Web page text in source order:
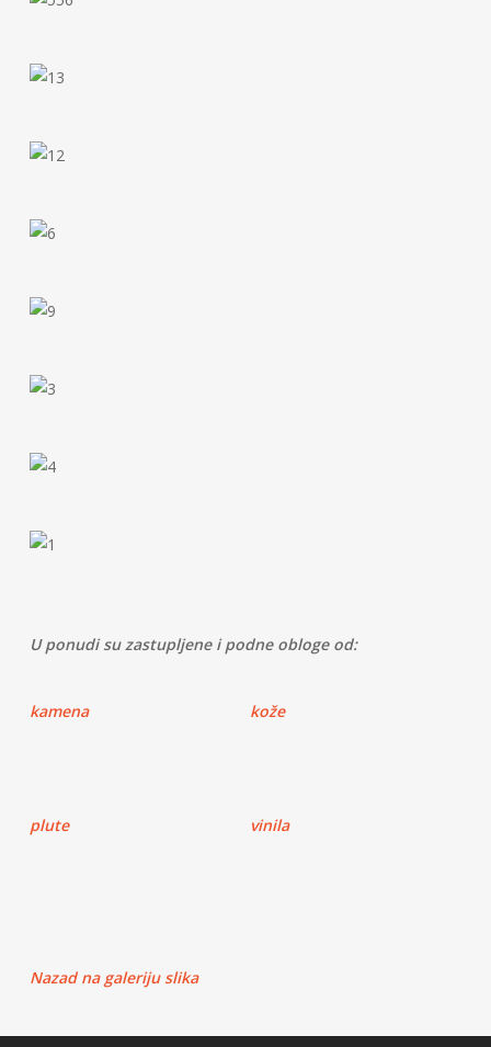
U ponudi su zastupljene i podne obloge od:
kamena kože
plute vinila
Nazad na galeriju slika